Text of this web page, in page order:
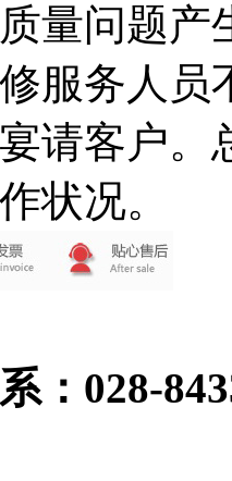
量问题产
服务人员
请客户
状况。
：028-